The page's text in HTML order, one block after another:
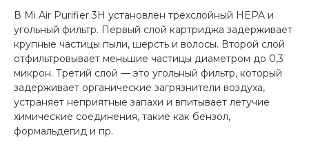
В Mi Air Purifier 3H установлен трехслойный HEPA и
угольный фильтр. Первый слой картриджа задерживает
крупные частицы пыли, шерсть и волосы. Второй слой
отфильтровывает меньшие частицы диаметром до 0,3
микрон. Третий слой — это угольный фильтр, который
задерживает органические загрязнители воздуха,
устраняет неприятные запахи и впитывает летучие
химические соединения, такие как бензол,
формальдегид и пр.